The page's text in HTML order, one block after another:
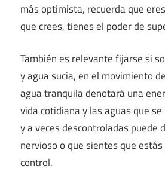
más optimista, recuerda que
que crees, tienes el poder de
También es relevante fijarse si
y agua sucia, en el movimiento
agua tranquila denotará una
vida cotidiana y las aguas que
y a veces descontroladas puede
nervioso o que sientes que
control.